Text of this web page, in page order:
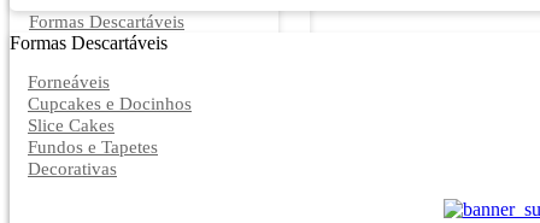
Formas Descartáveis
Formas Descartáveis
Forneáveis
Cupcakes e Docinhos
Slice Cakes
Fundos e Tapetes
Decorativas